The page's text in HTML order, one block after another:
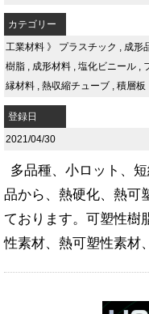
カテゴリー
工業材料 》 プラスチック 成形
樹脂
成形材料 塩化ビニール
縁材料
熱収縮チューブ 積層板
登録日
2021/04/30
多品種、小ロット、
品から、熱硬化、熱可
ております。可塑性樹
性素材、熱可塑性素材